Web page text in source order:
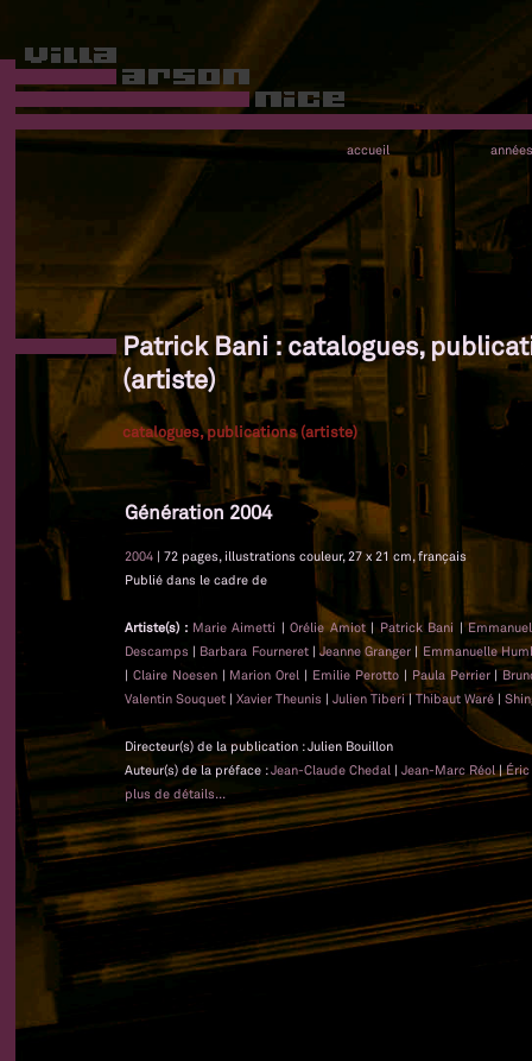
accueil années
Patrick Bani : catalogues,
(artiste)
catalogues, publications (artiste)
Génération 2004
2004 | 72 pages, illustrations couleur, 27 x 21 cm, français
Publié dans le cadre de
Artiste(s) : Marie Aimetti |Orélie Amiot| Patrick Bani |
Descamps | Barbara Fourneret|Jeanne Granger | Emmanuelle
| Claire Noesen| Marion Orel | Emilie Perotto| Paula Perrier|
Valentin Souquet | Xavier Theunis | Julien Tiberi|Thibaut Waré |
Directeur(s) de la publication : Julien Bouillon
Auteur(s) de la préface :Jean-Claude Chedal | Jean-Marc Réol|Éric
plus de détails...